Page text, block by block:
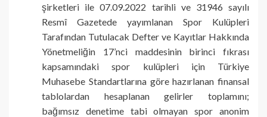
şirketleri ile 07.09.2022 tarihli ve 31946 sayılı
Resmî Gazetede yayımlanan Spor Kulüpleri
Tarafından Tutulacak Defter ve Kayıtlar Hakkında
Yönetmeliğin 17’nci maddesinin birinci fıkrası
kapsamındaki spor kulüpleri için Türkiye
Muhasebe Standartlarına göre hazırlanan finansal
tablolardan hesaplanan gelirler toplamını;
bağımsız denetime tabi olmayan spor anonim